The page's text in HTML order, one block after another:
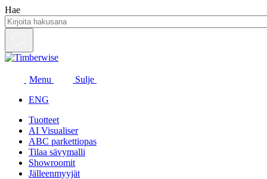
Siirry
sisältöön
Hae
Menu
Sulje
ENG
Tuotteet
AI Visualiser
ABC parkettiopas
Tilaa sävymalli
Showroomit
Jälleenmyyjät